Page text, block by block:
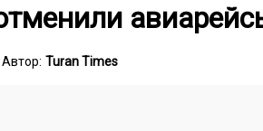
Автор: Turan Times